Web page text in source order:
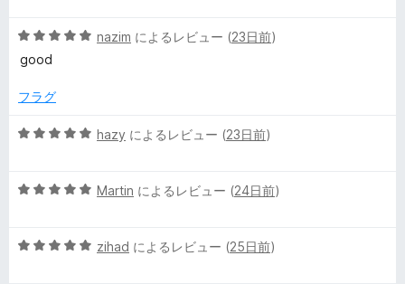
中
5
評
5
段
中
の
nazim によるレビュー (23日前)
good
フラグ
5
中
評
hazy によるレビュー (23日前)
5
中
Martin によるレビュー (24日前)
5
zihad によるレビュー (25日前)